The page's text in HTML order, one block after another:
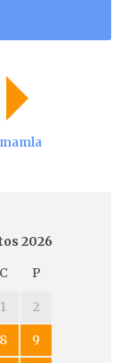
2026
C P
1 2
8 9